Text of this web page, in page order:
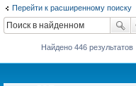
Перейти к расширенному поиску
Найдено 446 результатов